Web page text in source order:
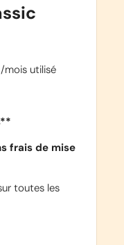
/mois utilisé
frais de mise
toutes les